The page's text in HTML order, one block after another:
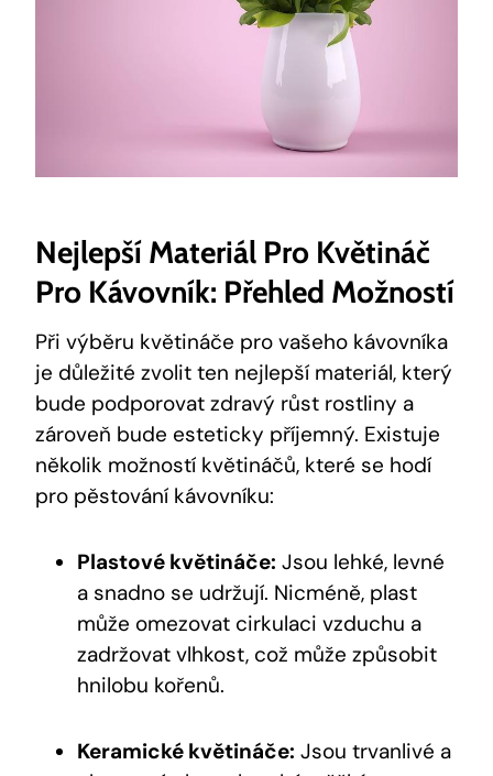
Nejlepší Materiál Pro Květináč
Pro Kávovník: Přehled Možností
Při výběru květináče pro vašeho kávovníka
je důležité zvolit ten nejlepší materiál, který
bude podporovat zdravý růst rostliny a
zároveň bude esteticky příjemný. Existuje
několik možností květináčů, které se hodí
pro pěstování kávovníku:
Plastové květináče: Jsou lehké, levné
a snadno se udržují. Nicméně, plast
může omezovat cirkulaci vzduchu a
zadržovat vlhkost, což může způsobit
hnilobu kořenů.
Keramické květináče: Jsou trvanlivé a